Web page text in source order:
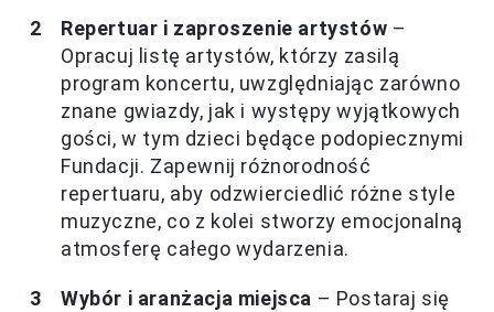
Repertuar i zaproszenie artystów –
Opracuj listę artystów, którzy zasilą
program koncertu, uwzględniając zarówno
znane gwiazdy, jak i występy wyjątkowych
gości, w tym dzieci będące podopiecznymi
Fundacji. Zapewnij różnorodność
repertuaru, aby odzwierciedlić różne style
muzyczne, co z kolei stworzy emocjonalną
atmosferę całego wydarzenia.
Wybór i aranżacja miejsca – Postaraj się